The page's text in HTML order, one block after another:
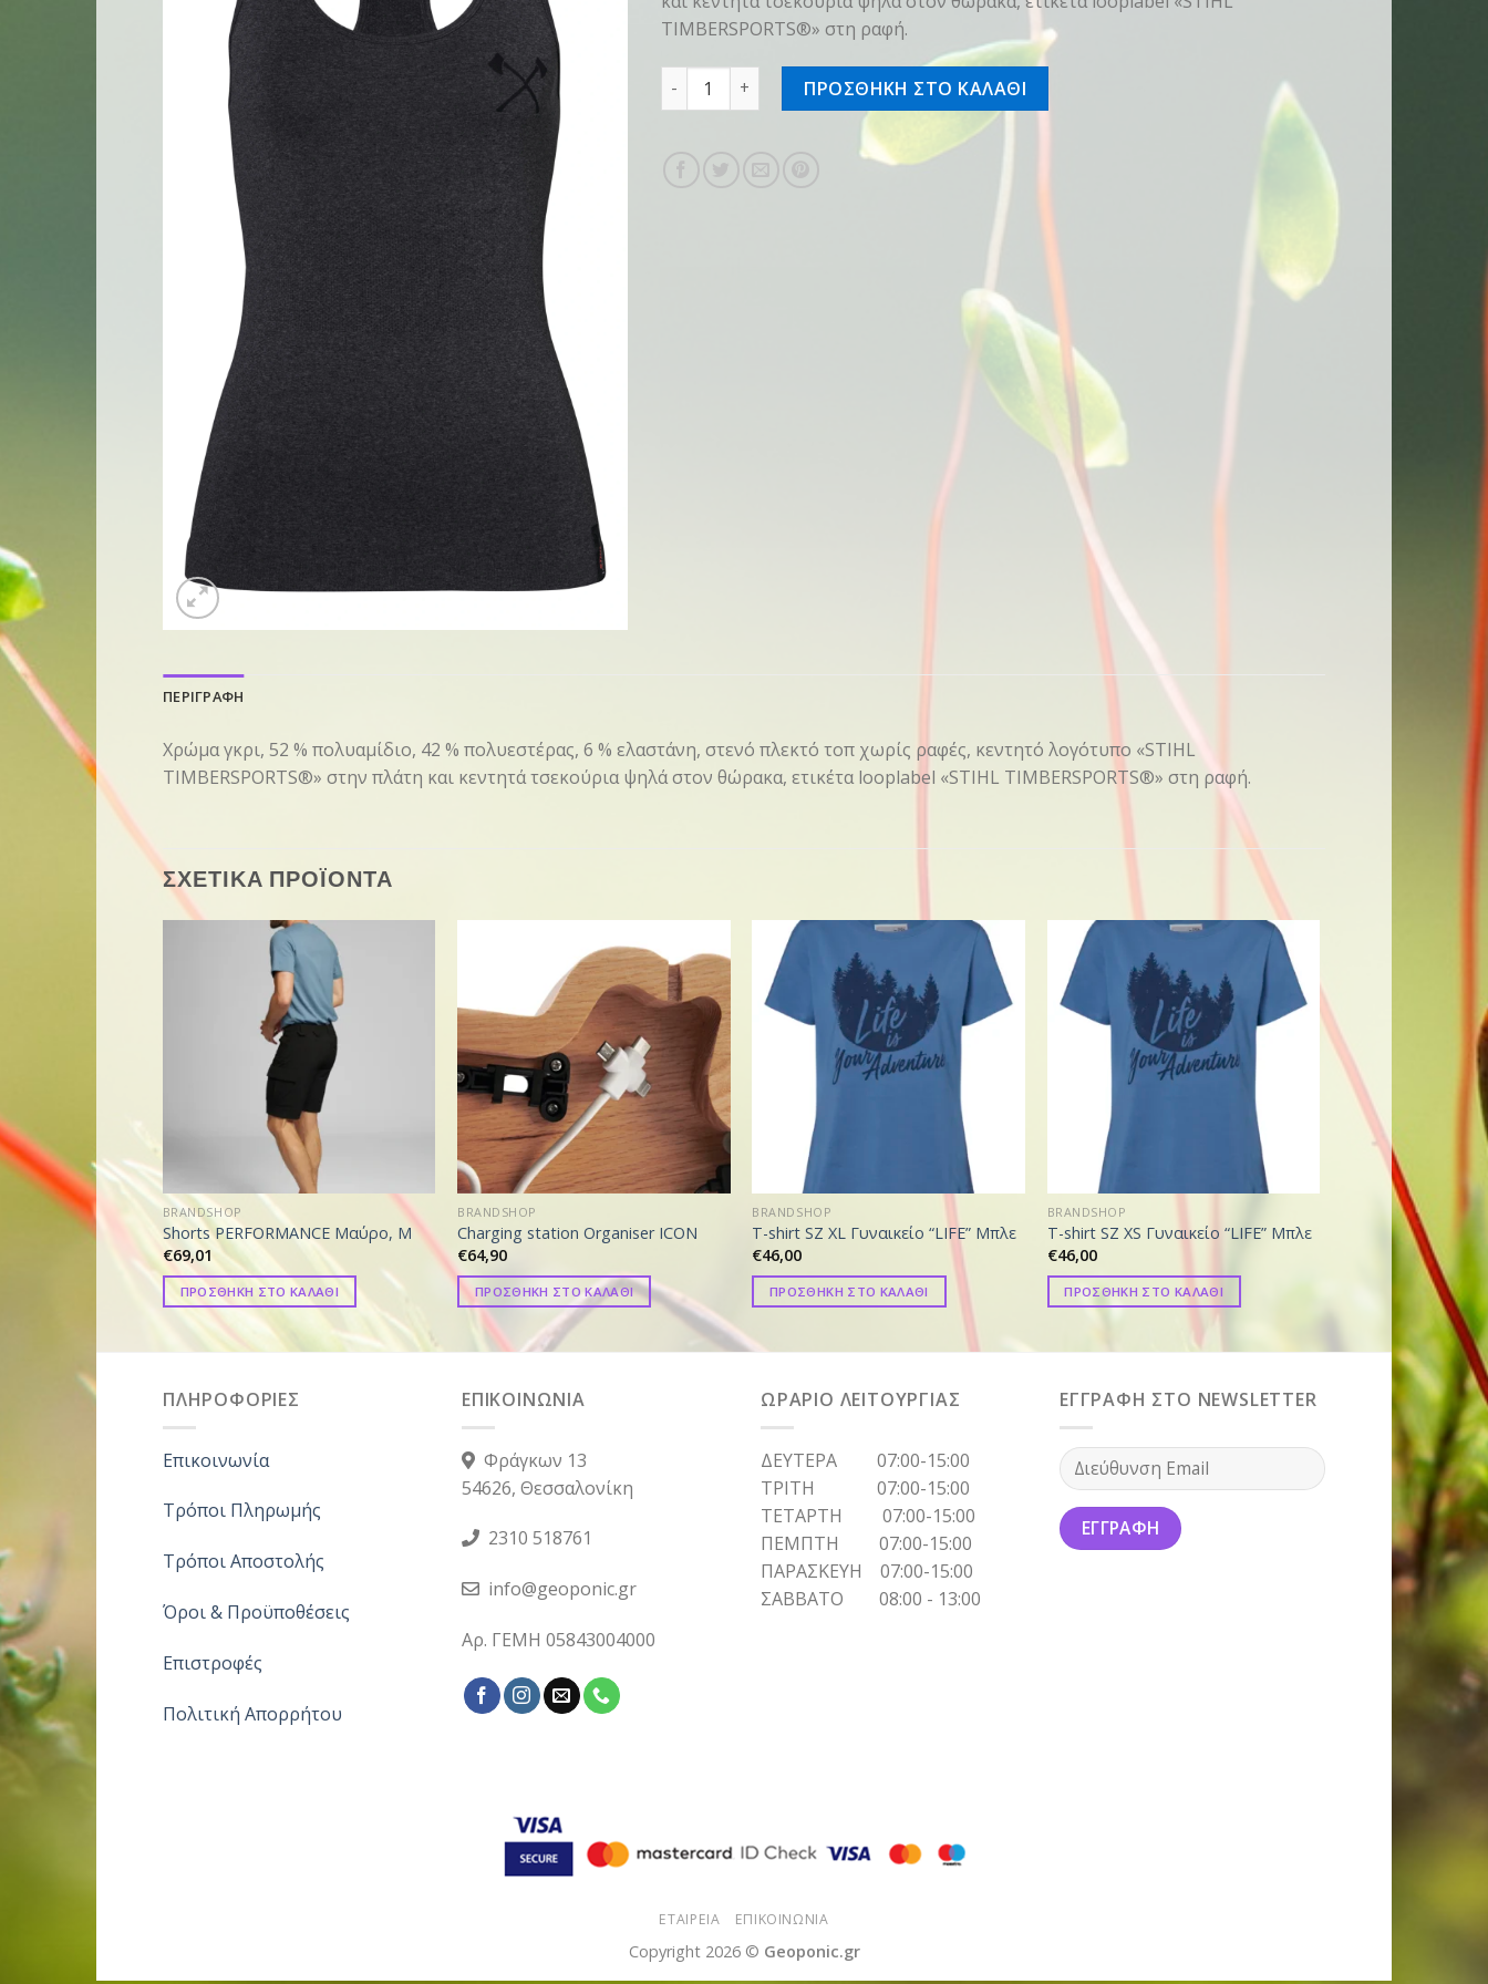
TIMBERSPORTS®» στη ραφή.
Τοπ SZ M Γυναικείο Γκρι/Μαύρο ποσότητα
ΠΡΟΣΘΗΚΗ ΣΤΟ ΚΑΛΑΘΙ
ΠΕΡΙΓΡΑΦΗ
Χρώμα γκρι, 52 % πολυαμίδιο, 42 % πολυεστέρας, 6 % ελαστάνη, στενό πλεκτό τοπ χωρίς ραφές, κεντητό λογότυπο «STIHL
TIMBERSPORTS®» στην πλάτη και κεντητά τσεκούρια ψηλά στον θώρακα, ετικέτα looplabel «STIHL TIMBERSPORTS®» στη ραφή.
ΣΧΕΤΙΚΑ ΠΡΟΪΟΝΤΑ
BRANDSHOP
Shorts PERFORMANCE Μαύρο, M
€69,01
ΠΡΟΣΘΗΚΗ ΣΤΟ ΚΑΛΑΘΙ
BRANDSHOP
Charging station Organiser ICON
€64,90
ΠΡΟΣΘΗΚΗ ΣΤΟ ΚΑΛΑΘΙ
BRANDSHOP
T-shirt SZ XL Γυναικείο “LIFE” Μπλε
€46,00
ΠΡΟΣΘΗΚΗ ΣΤΟ ΚΑΛΑΘΙ
BRANDSHOP
T-shirt SZ XS Γυναικείο “LIFE” Μπλε
€46,00
ΠΡΟΣΘΗΚΗ ΣΤΟ ΚΑΛΑΘΙ
BRANDSHOP
Αθλητική μπλούζα
ΠΡΟΣΘΗΚΗ ΣΤΟ
ΠΛΗΡΟΦΟΡΙΕΣ
Επικοινωνία
Τρόποι Πληρωμής
Τρόποι Αποστολής
Όροι & Προϋποθέσεις
Επιστροφές
Πολιτική Απορρήτου
ΕΠΙΚΟΙΝΩΝΙΑ
Φράγκων 13
54626, Θεσσαλονίκη
2310 518761
info@geoponic.gr
Αρ. ΓΕΜΗ 05843004000
ΩΡΑΡΙΟ ΛΕΙΤΟΥΡΓΙΑΣ
ΔΕΥΤΕΡΑ 07:00-15:00
ΤΡΙΤΗ 07:00-15:00
ΤΕΤΑΡΤΗ 07:00-15:00
ΠΕΜΠΤΗ 07:00-15:00
ΠΑΡΑΣΚΕΥΗ 07:00-15:00
ΣΑΒΒΑΤΟ 08:00 - 13:00
ΕΓΓΡΑΦΗ ΣΤΟ NEWSLETTER
ΕΤΑΙΡΕΙΑ ΕΠΙΚΟΙΝΩΝΙΑ
Copyright 2026 © Geoponic.gr